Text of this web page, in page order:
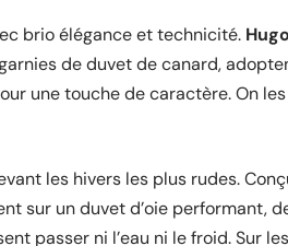
brio élégance et technicité.
de duvet de canard,
une touche de caractère. On
les hivers les plus rudes.
sur un duvet d’oie performant,
passer ni l’eau ni le froid. Sur